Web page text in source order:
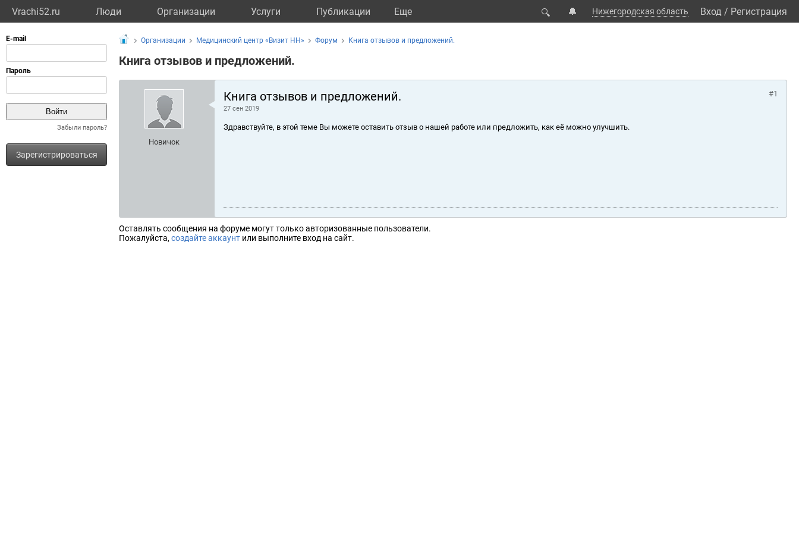
Vrachi52.ru Люди Организации Услуги Публикации Eще 🔍 🔔 Нижегородская область Вход / Регистрация
Забыли пароль?
Зарегистрироваться
Организации Медицинский центр «Визит НН» Форум Книга отзывов и предложений.
Книга отзывов и предложений.
Новичок
Книга отзывов и предложений.
27 сен 2019
#1
Здравствуйте, в этой теме Вы можете оставить отзыв о нашей работе или предложить, как её можно улучшить.
Оставлять сообщения на форуме могут только авторизованные пользователи.
Пожалуйста, создайте аккаунт или выполните вход на сайт.